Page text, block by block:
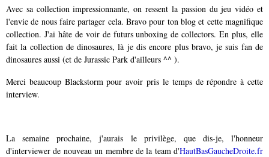
Avec sa collection impressionnante, on ressent la passion du jeu vidéo et
l'envie de nous faire partager cela. Bravo pour ton blog et cette magnifique
collection. J'ai hâte de voir de futurs unboxing de collectors. En plus, elle
fait la collection de dinosaures, là je dis encore plus bravo, je suis fan de
dinosaures aussi (et de Jurassic Park d'ailleurs ^^ ).
Merci beaucoup Blackstorm pour avoir pris le temps de répondre à cette
interview.
La semaine prochaine, j'aurais le privilège, que dis-je, l'honneur
d'interviewer de nouveau un membre de la team d'HautBasGaucheDroite.fr